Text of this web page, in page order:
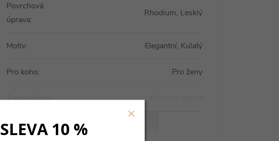
Povrchová
úprava:
Rhodium, Lesklý
Motiv: Elegantní, Kulatý
Pro koho: Pro ženy
Typ náušnice:
SLEVA 10 %